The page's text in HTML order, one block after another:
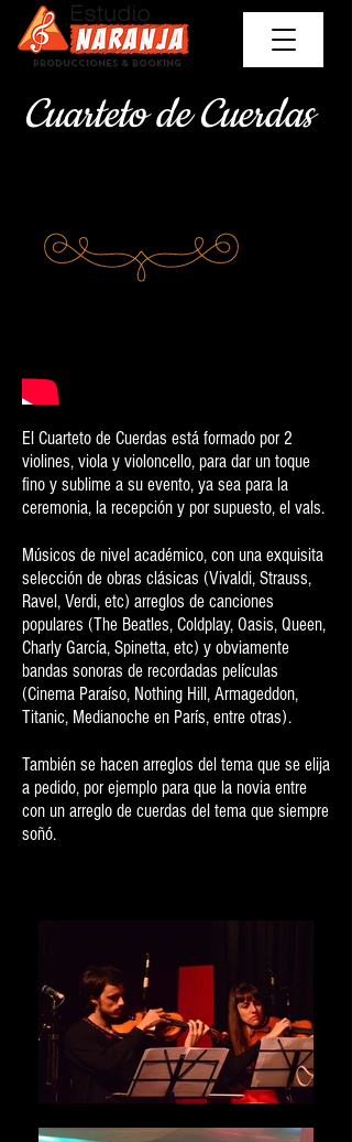
Producciones & Booking
Cuarteto de Cuerdas
El Cuarteto de Cuerdas está formado por 2
violines, viola y violoncello, para dar un toque
fino y sublime a su evento, ya sea para la
ceremonia, la recepción y por supuesto, el vals.
Músicos de nivel académico, con una exquisita
selección de obras clásicas (Vivaldi, Strauss,
Ravel, Verdi, etc) arreglos de canciones
populares (The Beatles, Coldplay, Oasis, Queen,
Charly García, Spinetta, etc) y obviamente
bandas sonoras de recordadas películas
(Cinema Paraíso, Nothing Hill, Armageddon,
Titanic, Medianoche en París, entre otras).
También se hacen arreglos del tema que se elija
a pedido, por ejemplo para que la novia entre
con un arreglo de cuerdas del tema que siempre
soñó.